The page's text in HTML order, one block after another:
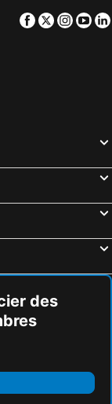
Galles-du-Sud Hôtels
Facebook
Twitter
des